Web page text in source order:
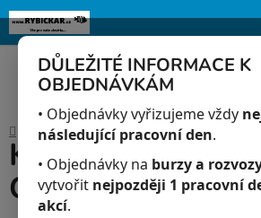
DŮLEŽITÉ INFORMACE K
OBJEDNÁVKÁM
• Objednávky vyřizujeme vždy
následující pracovní den.
• Objednávky na burzy a
vytvořit nejpozději 1 pracovní
akcí.
Upozorňujeme, že uvedená skladová
lišit podle aktuálních objednávek a prodeje v
obsah
DomůAkvaristika / Krab red devil -
Krab red devil -
Geosesarma red